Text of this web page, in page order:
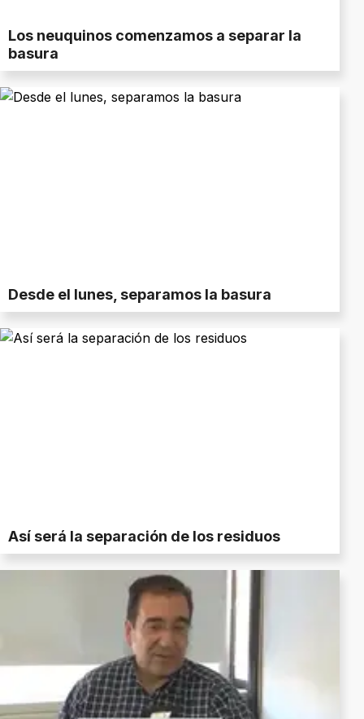
Los neuquinos comenzamos a separar la
basura
Desde el lunes, separamos la basura
Así será la separación de los residuos